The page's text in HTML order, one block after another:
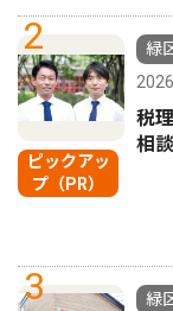
2
ピックアッ
プ（PR）
緑
税
相
3
緑